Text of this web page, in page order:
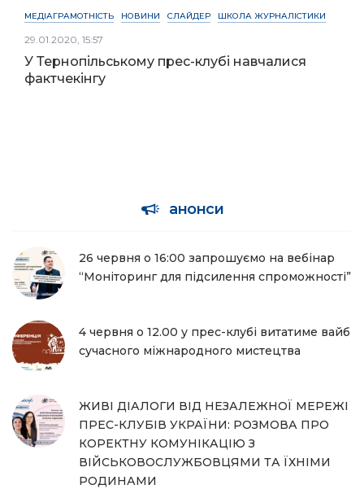
МЕДІАГРАМОТНІСТЬ НОВИНИ СЛАЙДЕР ШКОЛА ЖУРНАЛІСТИКИ
29.01.2020, 15:57
У Тернопільському прес-клубі навчалися
фактчекінгу
анонси
26 червня о 16:00 запрошуємо на вебінар
“Моніторинг для підсилення спроможності”
4 червня о 12.00 у прес-клубі витатиме вайб
сучасного міжнародного мистецтва
ЖИВІ ДІАЛОГИ ВІД НЕЗАЛЕЖНОЇ МЕРЕЖІ
ПРЕС-КЛУБІВ УКРАЇНИ: РОЗМОВА ПРО
КОРЕКТНУ КОМУНІКАЦІЮ З
ВІЙСЬКОВОСЛУЖБОВЦЯМИ ТА ЇХНІМИ
РОДИНАМИ